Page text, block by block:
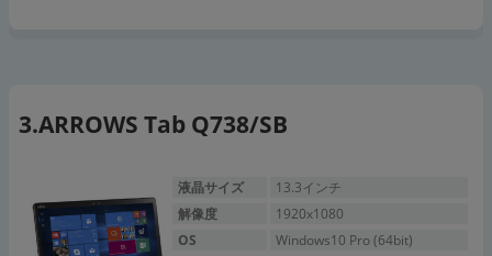
ARROWS Tab Q738/SB
液晶サイズ
13.3インチ
解像度
1920x1080
OS
Windows10 Pro (64bit)